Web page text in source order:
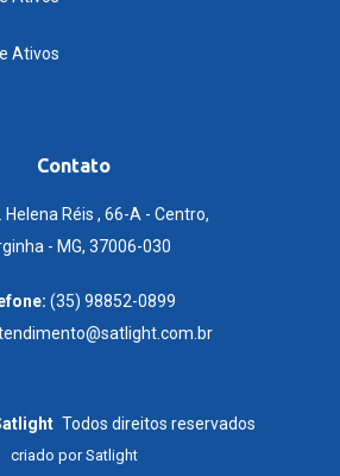
Ativos
Contato
Helena Réis , 66-A - Centro,
- MG, 37006-030
(35) 98852-0899
Todos direitos reservados
criado porSatlight